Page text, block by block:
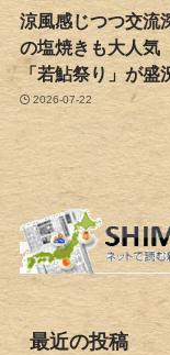
涼風感じつつ交
の塩焼きも大人
「若鮎祭り」が盛
2026-07-22
最近の投稿